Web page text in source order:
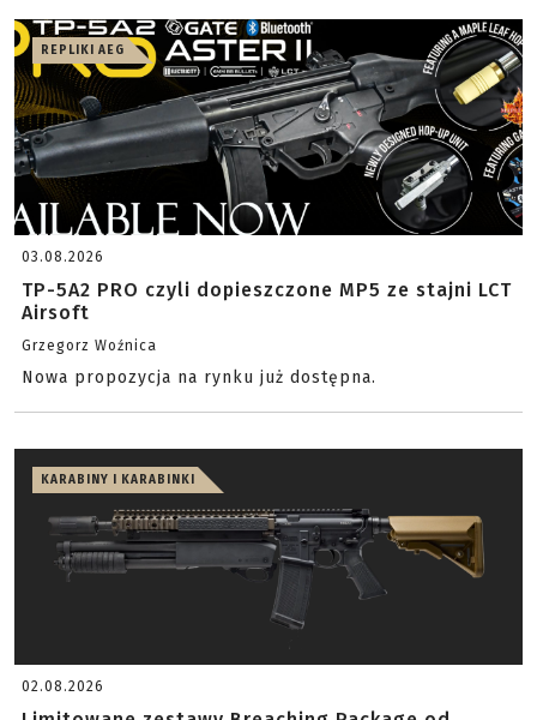
REPLIKI AEG
03.08.2026
TP-5A2 PRO czyli dopieszczone MP5 ze stajni LCT
Airsoft
Grzegorz Woźnica
Nowa propozycja na rynku już dostępna.
KARABINY I KARABINKI
02.08.2026